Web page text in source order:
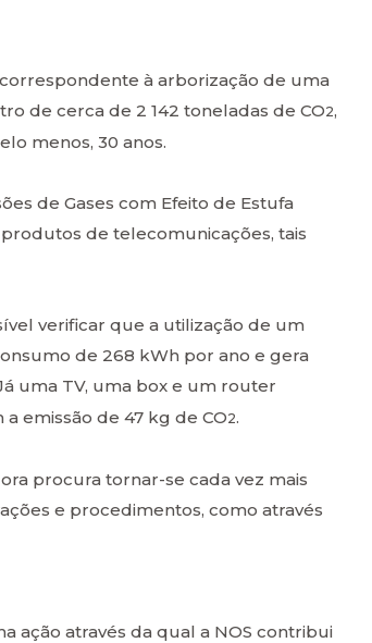
à arborização de uma
de cerca de 2 142 toneladas de CO2,
menos, 30 anos.
de Gases com Efeito de Estufa
de telecomunicações, tais
verificar que a utilização de um
de 268 kWh por ano e gera
uma TV, uma box e um router
emissão de 47 kg de CO2.
procura tornar-se cada vez mais
e procedimentos, como através
ação através da qual a NOS contribui